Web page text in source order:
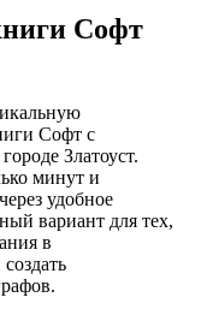
Софт
Софт с
Златоуст.
минут и
удобное
вариант для тех,
в